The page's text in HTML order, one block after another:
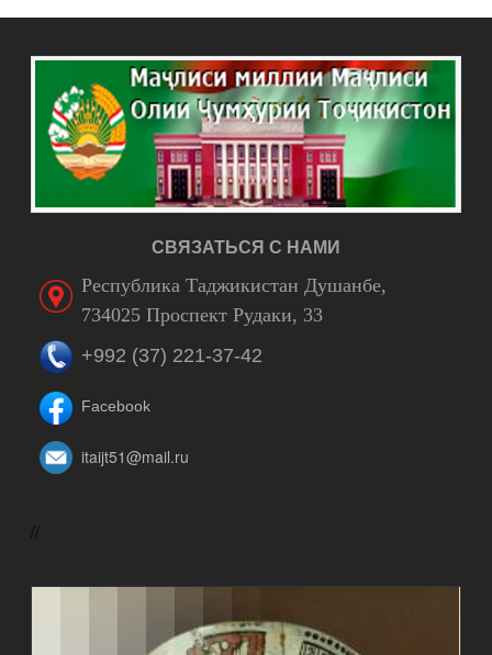
СВЯЗАТЬСЯ С НАМИ
Республика Таджикистан Душанбе,
734025 Проспект Рудаки, 33
+992 (37) 221-37-42
Facebook
itaijt51@mail.ru
//